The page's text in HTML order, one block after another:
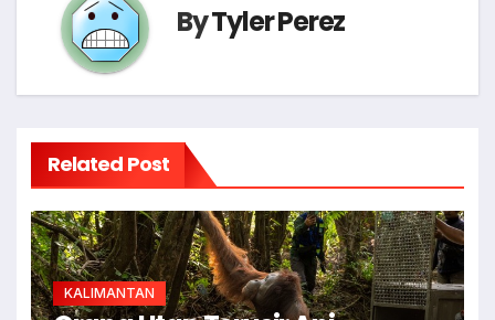
ByTyler Perez
Related Post
KALIMANTAN